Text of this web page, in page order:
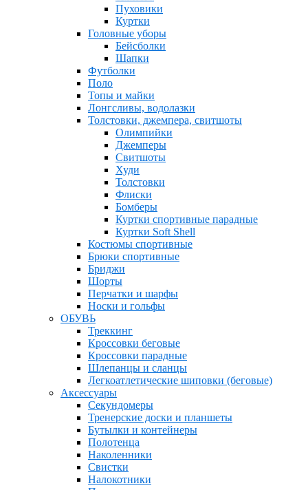
Пуховики
Куртки
Головные уборы
Бейсболки
Шапки
Футболки
Поло
Топы и майки
Лонгсливы, водолазки
Толстовки, джемпера, свитшоты
Олимпийки
Джемперы
Свитшоты
Худи
Толстовки
Флиски
Бомберы
Куртки спортивные парадные
Куртки Soft Shell
Костюмы спортивные
Брюки спортивные
Бриджи
Шорты
Перчатки и шарфы
Носки и гольфы
ОБУВЬ
Треккинг
Кроссовки беговые
Кроссовки парадные
Шлепанцы и сланцы
Легкоатлетические шиповки (беговые)
Аксессуары
Секундомеры
Тренерские доски и планшеты
Бутылки и контейнеры
Полотенца
Наколенники
Свистки
Налокотники